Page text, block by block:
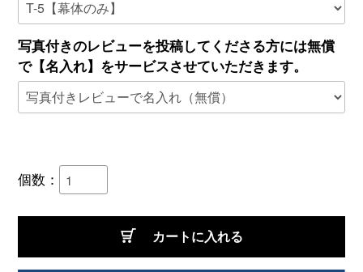
写真付きのレビューを投稿してくださる方には無償
で【名入れ】をサービスさせていただきます。
個数：
カートに入れる